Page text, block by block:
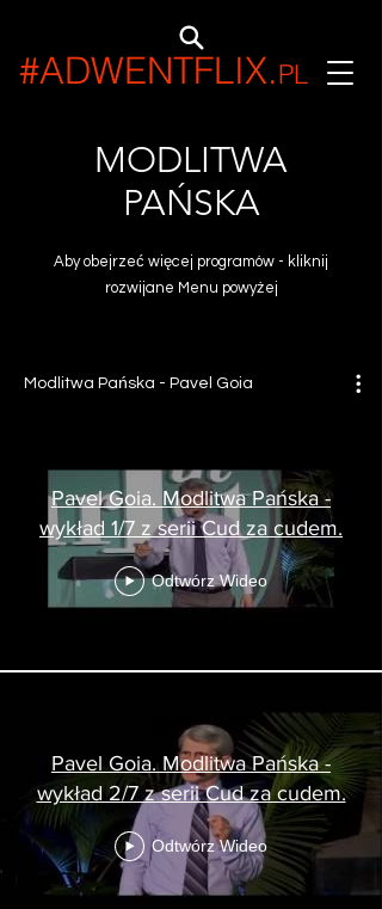
#ADWENTFLIX.PL
MODLITWA
PAŃSKA
Aby obejrzeć więcej programów - kliknij
rozwijane Menu powyżej
Modlitwa Pańska - Pavel Goia
Pavel Goia. Modlitwa Pańska -
wykład 1/7 z serii Cud za cudem.
Odtwórz Wideo
Pavel Goia. Modlitwa Pańska -
wykład 2/7 z serii Cud za cudem.
Odtwórz Wideo